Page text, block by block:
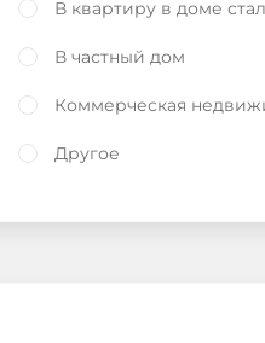
В квартиру в доме
В частный дом
Коммерческая
Другое